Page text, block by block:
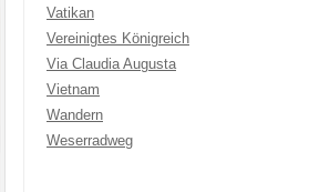
Vatikan
Vereinigtes Königreich
Via Claudia Augusta
Vietnam
Wandern
Weserradweg